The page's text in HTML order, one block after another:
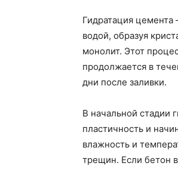
Гидратация цемента
водой, образуя
монолит. Этот
продолжается в
дни после заливки.
В начальной стадии
пластичность и
влажность и
трещин. Если бетон